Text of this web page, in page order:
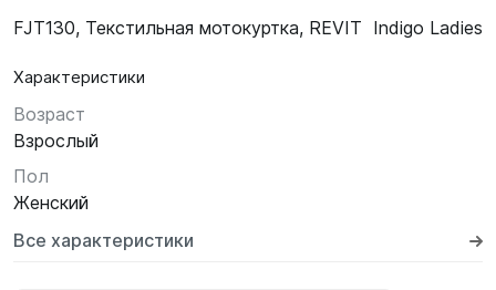
FJT130, Текстильная мотокуртка, REVIT Indigo Ladies
Характеристики
Возраст
Взрослый
Пол
Женский
Все характеристики